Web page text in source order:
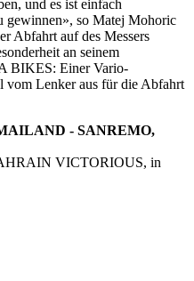
und es ist einfach
gewinnen», so Matej Mohoric
Abfahrt auf des Messers
an seinem
BIKES: Einer Vario-
vom Lenker aus für die Abfahrt
- SANREMO,
VICTORIOUS, in